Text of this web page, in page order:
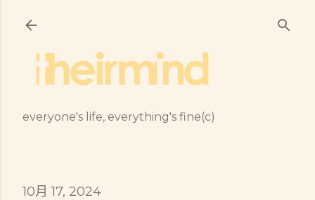
everyone's life, everything's fine(c)
10月 17, 2024